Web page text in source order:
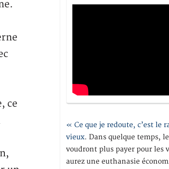
ce
« Ce que je redoute, c’est le
vieux. Dans quelque temps,
voudront plus payer pour les
aurez une euthanasie